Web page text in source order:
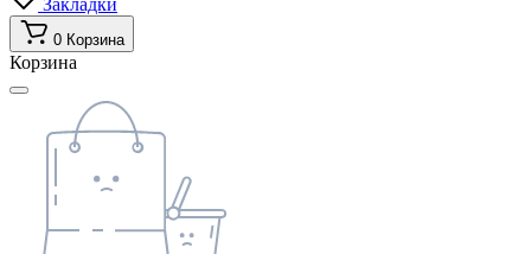
0 Корзина
Корзина